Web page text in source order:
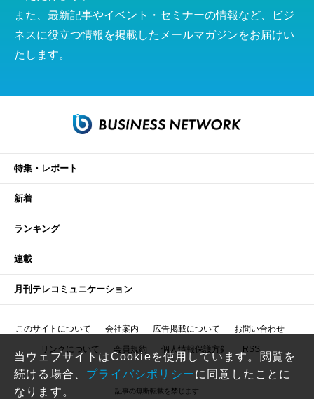
また、最新記事やイベント・セミナーの情報など、ビジ
ネスに役立つ情報を掲載したメールマガジンをお届けい
たします。
特集・レポート
新着
ランキング
連載
月刊テレコミュニケーション
このサイトについて 会社案内 広告掲載について お問い合わせ
リンクについて 会員規約 個人情報保護方針 RSS
記事の無断転載を禁じます
当ウェブサイトはCookieを使用しています。閲覧を
続ける場合、 プライバシポリシーに同意したことに
なります。